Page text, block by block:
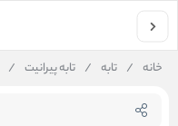
خانه / تابه / تابه پیرانیت /